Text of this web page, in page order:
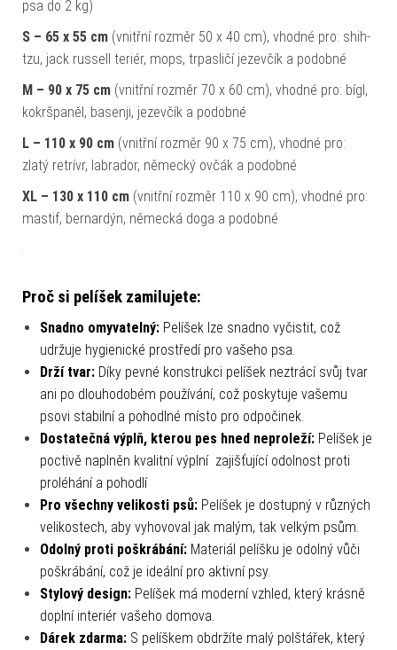
psa do 2 kg)
S – 65 x 55 cm (vnitřní rozměr 50 x 40 cm), vhodné pro: shih-
tzu, jack russell teriér, mops, trpasličí jezevčík a podobné
M – 90 x 75 cm (vnitřní rozměr 70 x 60 cm), vhodné pro: bígl,
kokršpaněl, basenji, jezevčík a podobné
L – 110 x 90 cm (vnitřní rozměr 90 x 75 cm), vhodné pro:
zlatý retrívr, labrador, německý ovčák a podobné
XL – 130 x 110 cm (vnitřní rozměr 110 x 90 cm), vhodné pro:
mastif, bernardýn, německá doga a podobné
Proč si pelíšek zamilujete:
Snadno omyvatelný: Pelíšek lze snadno vyčistit, což
udržuje hygienické prostředí pro vašeho psa.
Drží tvar: Díky pevné konstrukci pelíšek neztrácí svůj tvar
ani po dlouhodobém používání, což poskytuje vašemu
psovi stabilní a pohodlné místo pro odpočinek.
Dostatečná výplň, kterou pes hned neproleží: Pelíšek je
poctivě naplněn kvalitní výplní zajišťující odolnost proti
proléhání a pohodlí
Pro všechny velikosti psů: Pelíšek je dostupný v různých
velikostech, aby vyhovoval jak malým, tak velkým psům.
Odolný proti poškrábání: Materiál pelíšku je odolný vůči
poškrábání, což je ideální pro aktivní psy.
Stylový design: Pelíšek má moderní vzhled, který krásně
doplní interiér vašeho domova.
Dárek zdarma: S pelíškem obdržíte malý polštářek, který